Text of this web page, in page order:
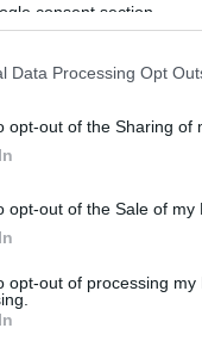
consent section.
Data Processing Opt
opt-out of the Sharing of
opt-out of the Sale of my
opt-out of processing
στο